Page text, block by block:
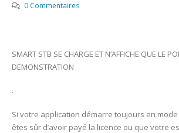
0 Commentaires
SMART STB SE CHARGE ET N’AFFICHE QUE LE
DEMONSTRATION
.
Si votre application démarre toujours en
êtes sûr d’avoir payé la licence ou que votre